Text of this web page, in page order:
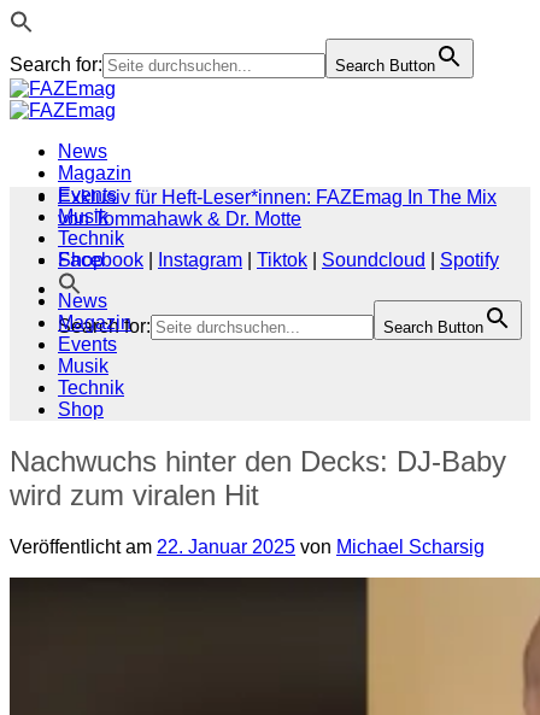
Search for: Search Button
Zum
Inhalt
News
Magazin
Events
Musik
Technik
Shop
Search for: Search Button
Exklusiv für Heft-Leser*innen: FAZEmag In The Mix
von Tommahawk & Dr. Motte
Facebook
Instagram Tiktok Soundcloud
Spotify
News
Magazin
Events
Musik
Technik
Shop
Nachwuchs hinter den Decks: DJ-Baby
wird zum viralen Hit
Veröffentlicht am 22. Januar 2025 von Michael Scharsig